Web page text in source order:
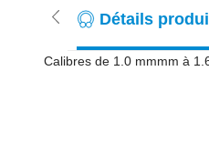
Détails
Calibres de 1.0 mmmm à